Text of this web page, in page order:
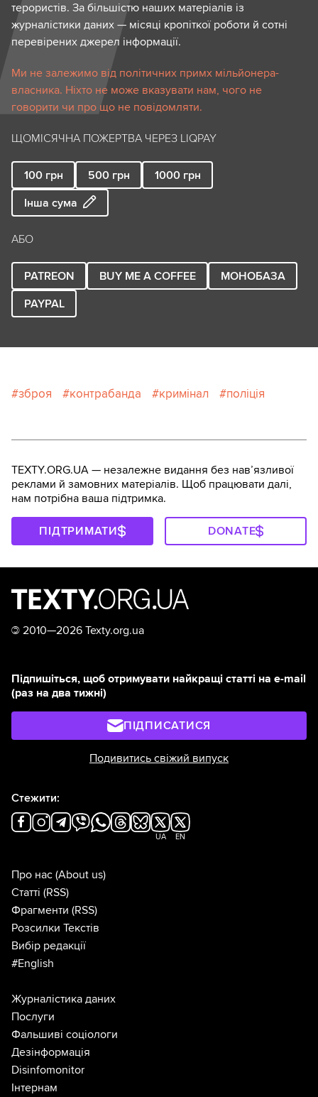
терористів. За більшістю наших матеріалів із
журналістики даних — місяці кропіткої роботи й сотні
перевірених джерел інформації.
Ми не залежимо від політичних примх мільйонера-
власника. Ніхто не може вказувати нам, чого не
говорити чи про що не повідомляти.
ЩОМІСЯЧНА ПОЖЕРТВА ЧЕРЕЗ LIQPAY
100 грн 500 грн 1000 грн
Інша сума
АБО
PATREON BUY ME A COFFEE
МОНОБАЗА
PAYPAL
зброя контрабанда кримінал поліція
TEXTY.ORG.UA — незалежне видання без навʼязливої
реклами й замовних матеріалів. Щоб працювати далі,
нам потрібна ваша підтримка.
ПІДТРИМАТИ DONATE
© 2010—2026 Texty.org.ua
Підпишіться, щоб отримувати найкращі статті на e-mail
(раз на два тижні)
ПІДПИСАТИСЯ
Подивитись свіжий випуск
Стежити:
UA EN
Про нас (About us)
Статті (RSS)
Фрагменти (RSS)
Розсилки Текстів
Вибір редакції
#English
Журналістика даних
Послуги
Фальшиві соціологи
Дезінформація
Disinfomonitor
Інтернам